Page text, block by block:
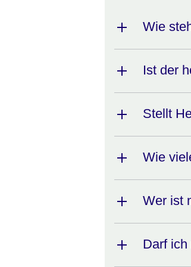
Wie
Ist der
Stellt
Wie
Wer ist
Darf